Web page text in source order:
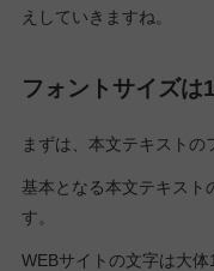
えしていきますね。
フォントサイズは
まずは、本文テキストの
基本となる本文テキスト
す。
WEBサイトの文字は大